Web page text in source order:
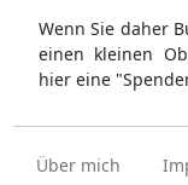
Wenn Sie daher
einen kleinen
hier eine
Über mich